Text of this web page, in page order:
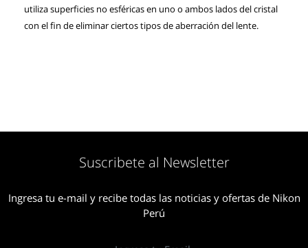
utiliza superficies no esféricas en uno o ambos lados del cristal
con el fin de eliminar ciertos tipos de aberración del lente.
Suscribete al Newsletter
Ingresa tu e-mail y recibe todas las noticias y ofertas de Nikon
Perú